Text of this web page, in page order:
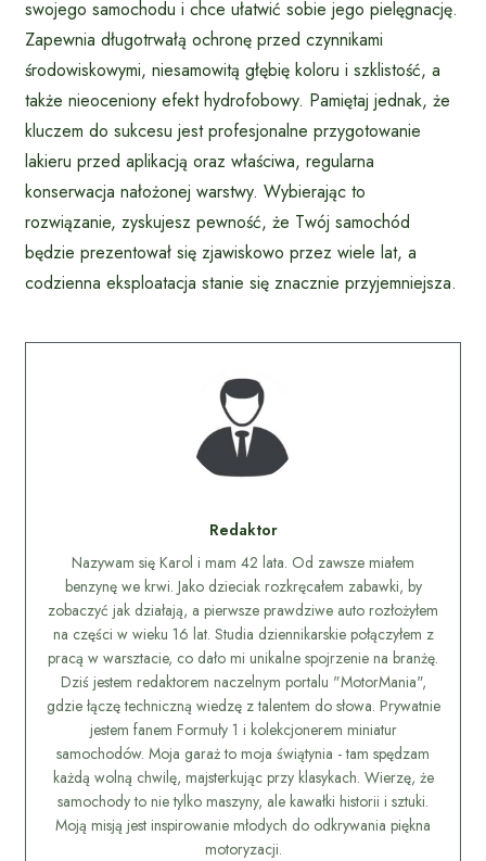
swojego samochodu i chce ułatwić sobie jego pielęgnację.
Zapewnia długotrwałą ochronę przed czynnikami
środowiskowymi, niesamowitą głębię koloru i szklistość, a
także nieoceniony efekt hydrofobowy. Pamiętaj jednak, że
kluczem do sukcesu jest profesjonalne przygotowanie
lakieru przed aplikacją oraz właściwa, regularna
konserwacja nałożonej warstwy. Wybierając to
rozwiązanie, zyskujesz pewność, że Twój samochód
będzie prezentował się zjawiskowo przez wiele lat, a
codzienna eksploatacja stanie się znacznie przyjemniejsza.
Redaktor
Nazywam się Karol i mam 42 lata. Od zawsze miałem
benzynę we krwi. Jako dzieciak rozkręcałem zabawki, by
zobaczyć jak działają, a pierwsze prawdziwe auto rozłożyłem
na części w wieku 16 lat. Studia dziennikarskie połączyłem z
pracą w warsztacie, co dało mi unikalne spojrzenie na branżę.
Dziś jestem redaktorem naczelnym portalu "MotorMania",
gdzie łączę techniczną wiedzę z talentem do słowa. Prywatnie
jestem fanem Formuły 1 i kolekcjonerem miniatur
samochodów. Moja garaż to moja świątynia - tam spędzam
każdą wolną chwilę, majsterkując przy klasykach. Wierzę, że
samochody to nie tylko maszyny, ale kawałki historii i sztuki.
Moją misją jest inspirowanie młodych do odkrywania piękna
motoryzacji.